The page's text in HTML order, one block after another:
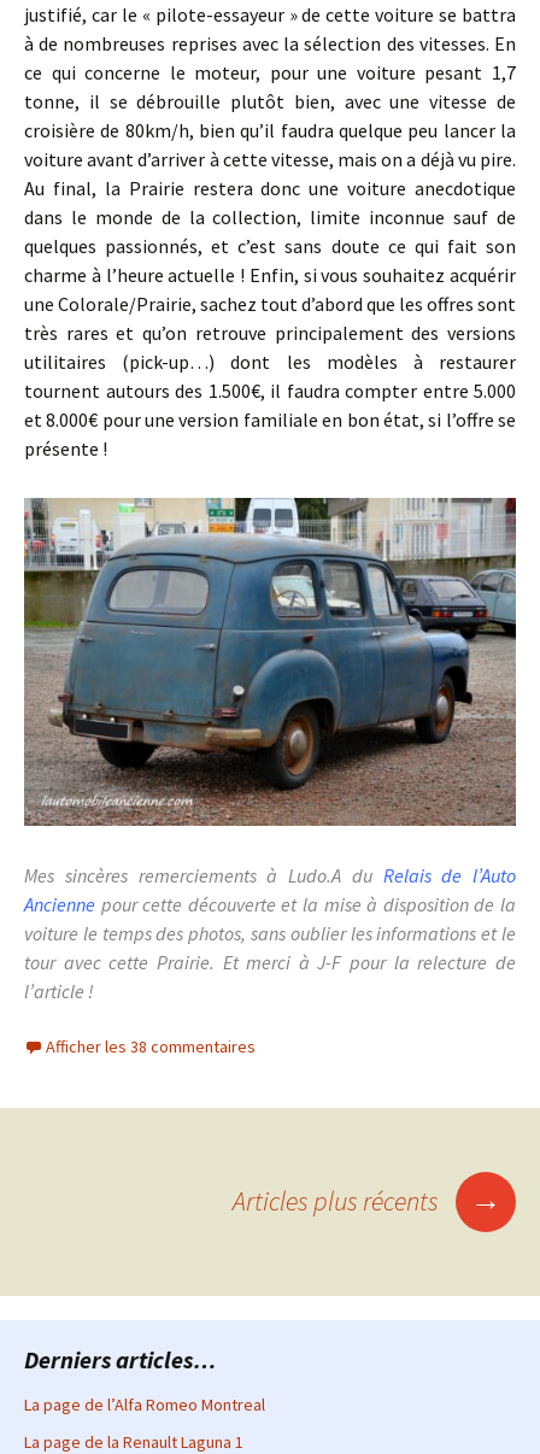
justifié, car le « pilote-essayeur » de cette voiture se battra
à de nombreuses reprises avec la sélection des vitesses. En
ce qui concerne le moteur, pour une voiture pesant 1,7
tonne, il se débrouille plutôt bien, avec une vitesse de
croisière de 80km/h, bien qu’il faudra quelque peu lancer la
voiture avant d’arriver à cette vitesse, mais on a déjà vu pire.
Au final, la Prairie restera donc une voiture anecdotique
dans le monde de la collection, limite inconnue sauf de
quelques passionnés, et c’est sans doute ce qui fait son
charme à l’heure actuelle ! Enfin, si vous souhaitez acquérir
une Colorale/Prairie, sachez tout d’abord que les offres sont
très rares et qu’on retrouve principalement des versions
utilitaires (pick-up…) dont les modèles à restaurer
tournent autours des 1.500€, il faudra compter entre 5.000
et 8.000€ pour une version familiale en bon état, si l’offre se
présente !
Mes sincères remerciements à Ludo.A du Relais de l’Auto
Ancienne pour cette découverte et la mise à disposition de la
voiture le temps des photos, sans oublier les informations et le
tour avec cette Prairie. Et merci à J-F pour la relecture de
l’article !
Afficher les 38 commentaires
Navigation
articles
Articles plus récents →
Derniers articles…
La page de l’Alfa Romeo Montreal
La page de la Renault Laguna 1